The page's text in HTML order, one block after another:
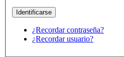
¿Recordar contraseña?
¿Recordar usuario?